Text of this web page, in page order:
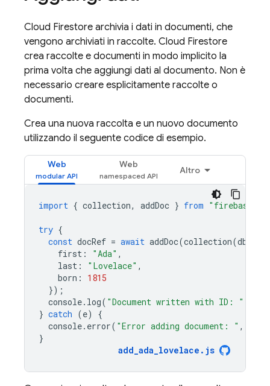
Cloud Firestore archivia i dati in documenti, che
vengono archiviati in raccolte. Cloud Firestore
crea raccolte e documenti in modo implicito la
prima volta che aggiungi dati al documento. Non è
necessario creare esplicitamente raccolte o
documenti.
Crea una nuova raccolta e un nuovo documento
utilizzando il seguente codice di esempio.
Web Web
Altro
import { collection, addDoc } from "firebase/
try {
const docRef = await addDoc(collection(db
first : "Ada" ,
last : "Lovelace" ,
born :
1815
});
console. log( "Document written with ID: "
} catch (e)
{
console. error( "Error adding document: " ,
}
add_ada_lovelace . js